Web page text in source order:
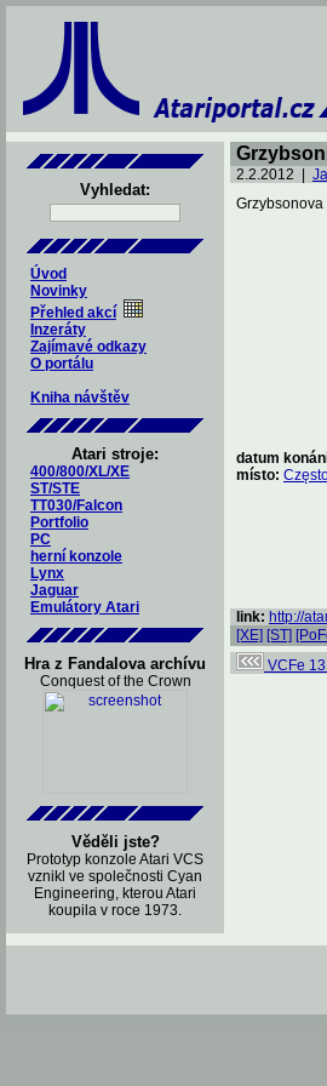
Vyhledat:
Úvod
Novinky
Přehled akcí
Inzeráty
Zajímavé odkazy
O portálu
Kniha návštěv
Atari stroje:
400/800/XL/XE
ST/STE
TT030/Falcon
Portfolio
PC
herní konzole
Lynx
Jaguar
Emulátory Atari
Hra z Fandalova archívu
Conquest of the Crown
Věděli jste?
Prototyp konzole Atari VCS
vznikl ve společnosti Cyan
Engineering, kterou Atari
koupila v roce 1973.
2.2.2012 |
Grzybsonova
datum
místo:
link: http://
[XE] [ST]
VCFe